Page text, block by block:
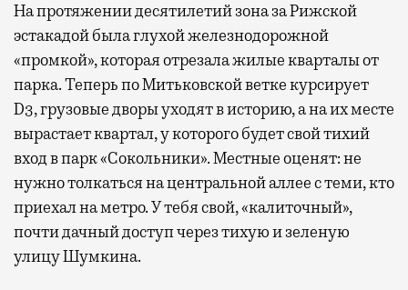
На протяжении десятилетий зона за Рижской
эстакадой была глухой железнодорожной
«промкой», которая отрезала жилые кварталы от
парка. Теперь по Митьковской ветке курсирует
D3, грузовые дворы уходят в историю, а на их месте
вырастает квартал, у которого будет свой тихий
вход в парк «Сокольники». Местные оценят: не
нужно толкаться на центральной аллее с теми, кто
приехал на метро. У тебя свой, «калиточный»,
почти дачный доступ через тихую и зеленую
улицу Шумкина.